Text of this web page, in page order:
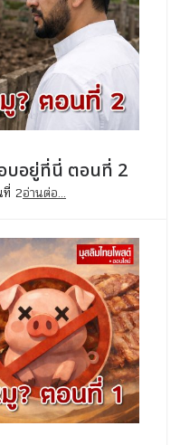
บอยู่ที่นี่ ตอนที่ 2
ที่ 2อ่านต่อ...